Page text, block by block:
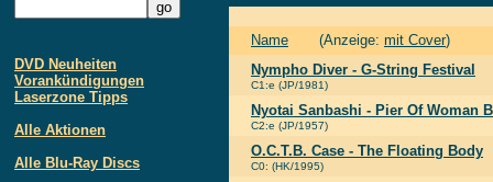
DVD Neuheiten
Vorankündigungen
Laserzone Tipps
Alle Aktionen
Alle Blu-Ray Discs
Name (Anzeige: mit Cover)
Nympho Diver - G-String Festival
C1:e (JP/1981)
Nyotai Sanbashi - Pier Of Woman
C2:e (JP/1957)
O.C.T.B. Case - The Floating Body
C0: (HK/1995)